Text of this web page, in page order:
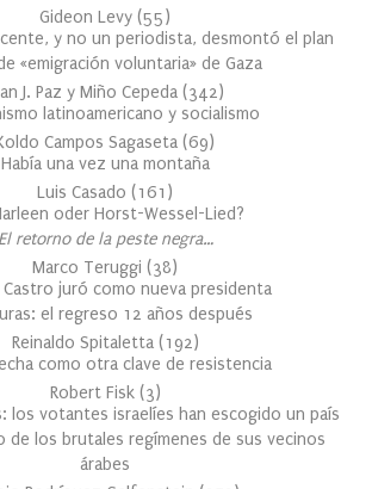
Gideon Levy (55)
y no un periodista, desmontó el plan
«emigración voluntaria» de Gaza
J. Paz y Miño Cepeda (342)
latinoamericano y socialismo
Campos Sagaseta (69)
Había una vez una montaña
Luis Casado (161 )
oder Horst-Wessel-Lied?
El retorno de la peste negra…
Marco Teruggi (38)
Castro juró como nueva presidenta
el regreso 12 años después
Reinaldo Spitaletta (192)
como otra clave de resistencia
Robert Fisk (3)
los votantes israelíes han escogido un país
de los brutales regímenes de sus vecinos
árabes